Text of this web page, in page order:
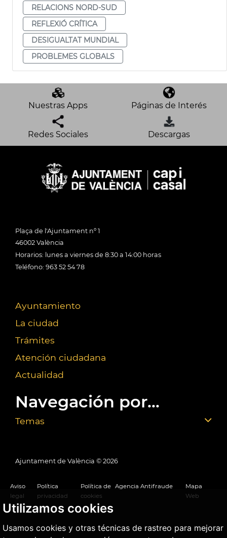
Utilizamos cookies
Usamos cookies y otras técnicas de rastreo para mejorar
RELACIONS NORD-SUD
REFLEXIÓ CRÍTICA
DESIGUALTAT MUNDIAL
PROBLEMES GLOBALS
Nuestras Apps Páginas de Interés
Redes Sociales Descargas
Plaça de l'Ajuntament nº 1
46002 València
Horarios: lunes a viernes de 8:30 a 14:00 horas
Teléfono: 963 52 54 78
Ayuntamiento
La ciudad
Trámites
Atención ciudadana
Actualidad
Navegación por...
Temas
Ajuntament de València © 2026
Aviso
legal
Política
privacidad
Política de
cookies
Agencia Antifraude
Mapa
Web